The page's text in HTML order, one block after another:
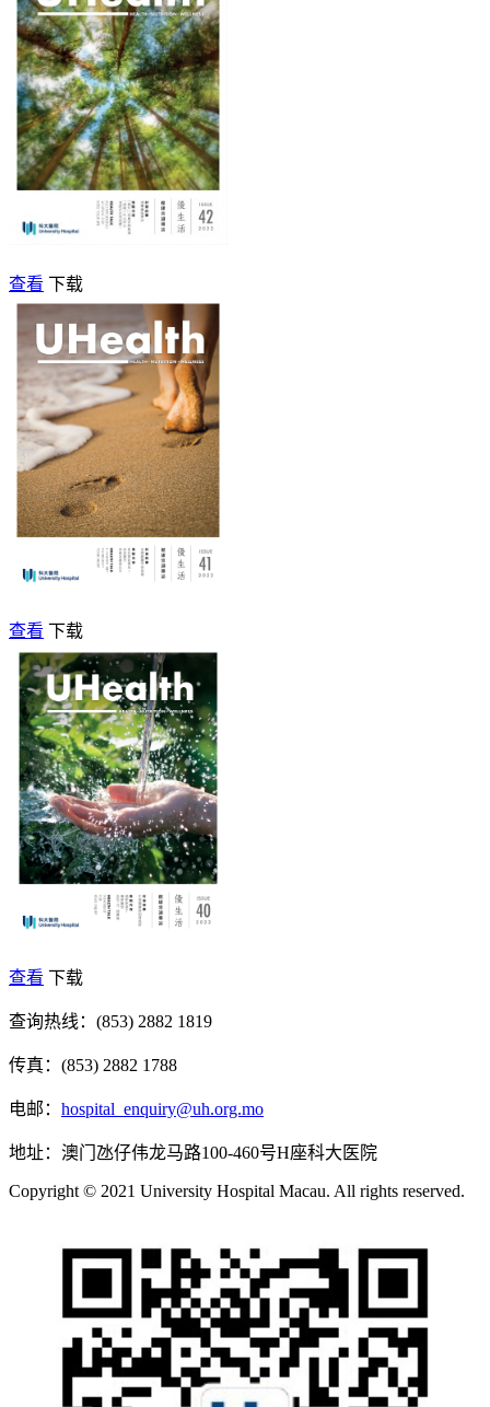
查看 下载
查看 下载
查看 下载
查询热线：(853) 2882 1819
传真：(853) 2882 1788
电邮： hospital_enquiry@uh.org.mo
地址：澳门氹仔伟龙马路100-460号H座科大医院
Copyright © 2021 University Hospital Macau. All rights reserved.